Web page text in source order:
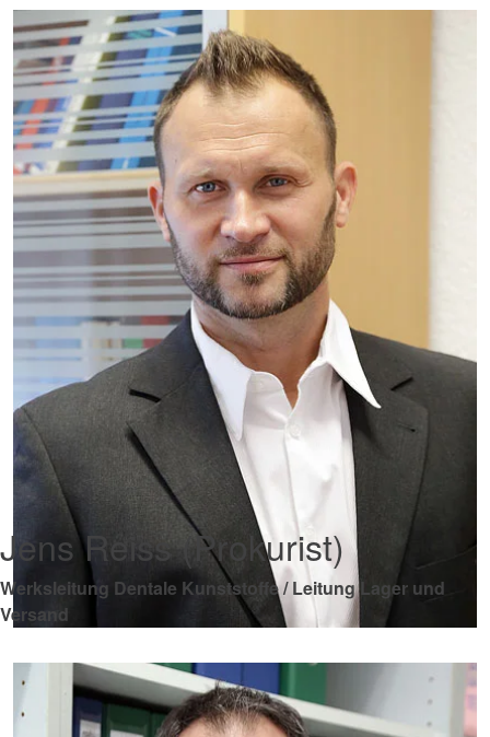
Jens Reiss (Prokurist)
Werksleitung Dentale Kunststoffe / Leitung Lager und
Versand